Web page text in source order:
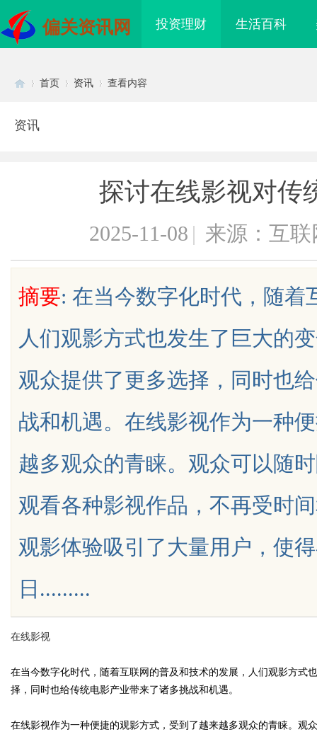
偏关资讯网 投资理财 生活百科
uz
首页 资讯 查看内容
资讯
探讨在线影视对传
2025-11-08 | 来源：互联
摘要: 在当今数字化时代，随着
人们观影方式也发生了巨大的
观众提供了更多选择，同时也
战和机遇。在线影视作为一种
越多观众的青睐。观众可以随
观看各种影视作品，不再受时
观影体验吸引了大量用户，使
日.........
在线影视
在当今数字化时代，随着互联网的普及和技术的发展，人们观影方式
择，同时也给传统电影产业带来了诸多挑战和机遇。
在线影视作为一种便捷的观影方式，受到了越来越多观众的青睐。观
他免费派单？ 发体系全解析